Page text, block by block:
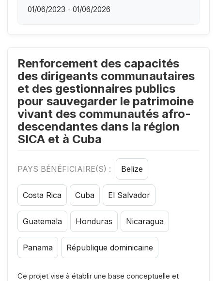
01/06/2023 - 01/06/2026
Renforcement des capacités
des dirigeants communautaires
et des gestionnaires publics
pour sauvegarder le patrimoine
vivant des communautés afro-
descendantes dans la région
SICA et à Cuba
PAYS BÉNÉFICIAIRE(S) : Belize
Costa Rica Cuba El Salvador
Guatemala Honduras Nicaragua
Panama République dominicaine
Ce projet vise à établir une base conceptuelle et